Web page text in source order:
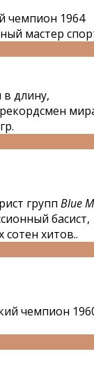
чемпион 1964
мастер
длину,
групп Blue
басист,
сотен хитов..
чемпион